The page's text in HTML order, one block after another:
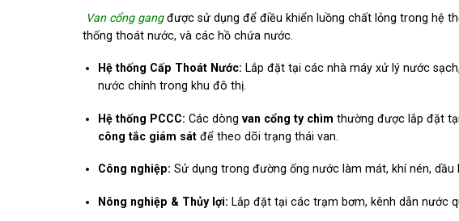
Van cổng gangđược sử dụng để điều khiển luồng chất lỏng trong hệ
thống thoát nước, và các hồ chứa nước.
Hệ thống Cấp Thoát Nước: Lắp đặt tại các nhà máy xử lý nước
nước chính trong khu đô thị.
Hệ thống PCCC: Các dòng van cổng ty chìm thường được lắp đặt
công tắc giám sátđể theo dõi trạng thái van.
Công nghiệp: Sử dụng trong đường ống nước làm mát, khí nén,
Nông nghiệp & Thủy lợi: Lắp đặt tại các trạm bơm, kênh dẫn nước